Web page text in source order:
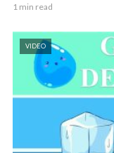
1 min read
VIDEO